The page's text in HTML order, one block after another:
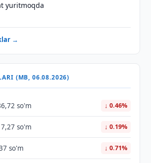
yuritmoqda
→
(MB, 06.08.2026)
so'm ↓ 0.46%
so'm ↓ 0.19%
so'm ↓ 0.71%